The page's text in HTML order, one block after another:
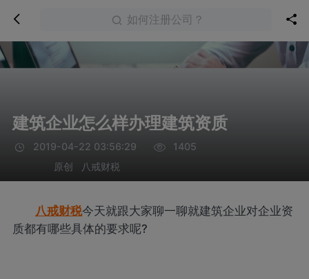
如何注册公司？
建筑企业怎么样办理建筑资质
2019-04-22 03:56:29
1405
原创
八戒财税
八戒财税今天就跟大家聊一聊就建筑企业对企业资
质都有哪些具体的要求呢?